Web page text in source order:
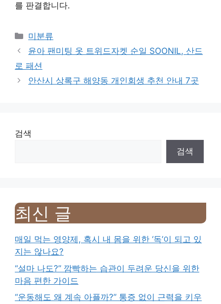
를 판결합니다.
Categories
미분류
윤아 팬미팅 옷 트위드자켓 순일 SOONIL, 산드
로 패션
안산시 상록구 해양동 개인회생 추천 안내 7곳
검색
검색
최신 글
매일 먹는 영양제, 혹시 내 몸을 위한 ‘독’이 되고 있
지는 않나요?
“설마 나도?” 깜빡하는 습관이 두려운 당신을 위한
마음 편한 가이드
“운동해도 왜 계속 아플까?” 통증 없이 근력을 키우